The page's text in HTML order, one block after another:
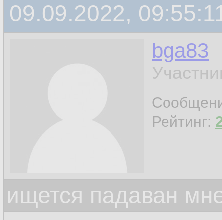
09.09.2022,
bga83
Рейтинг:
ищется падаван